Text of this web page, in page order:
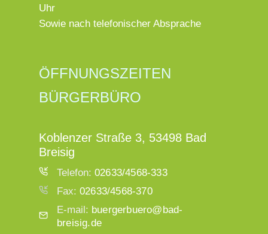
Uhr
Sowie nach telefonischer Absprache
ÖFFNUNGSZEITEN
BÜRGERBÜRO
Koblenzer Straße 3, 53498 Bad
Breisig
Telefon: 02633/4568-333
Fax: 02633/4568-370
E-mail: buergerbuero@bad-
breisig.de